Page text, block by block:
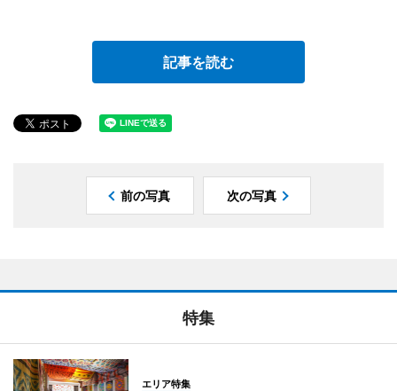
記事を読む
前の写真 次の写真
特集
エリア特集